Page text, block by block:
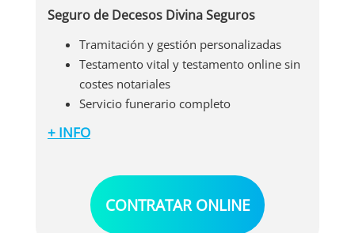
Seguro de Decesos Divina Seguros
Tramitación y gestión personalizadas
Testamento vital y testamento online sin
costes notariales
Servicio funerario completo
A mayores de los aspectos mencionados, este
siguientes coberturas:
Asesoramiento legal integral postmortem
Borrado digital
+ INFO
CONTRATAR ONLINE